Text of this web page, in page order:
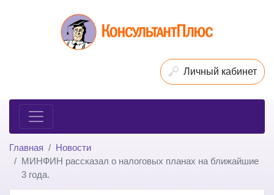
Личный кабинет
Главная
Новости
МИНФИН рассказал о налоговых планах на ближайшие
3 года.